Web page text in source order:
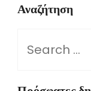
Αναζήτηση
for